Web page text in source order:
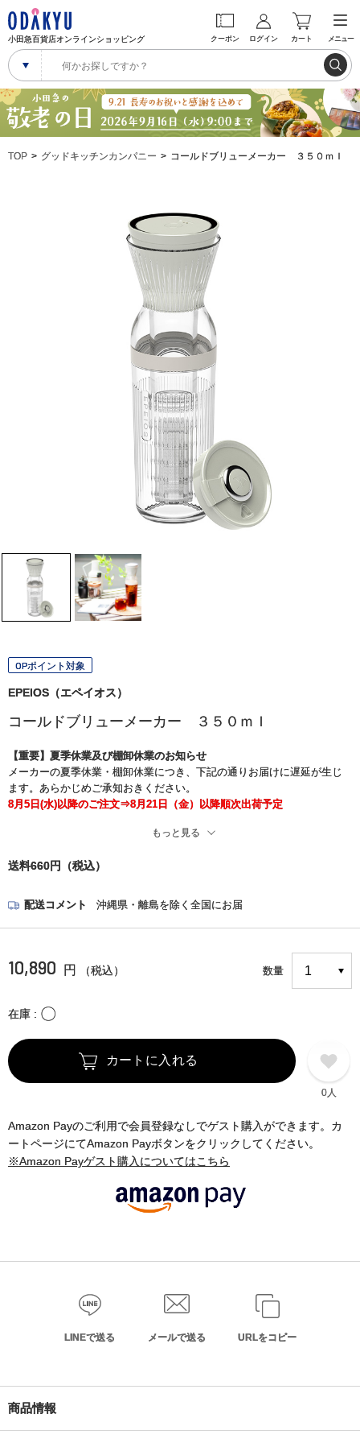
小田急百貨店オンラインショッピング クーポン ログイン カート メニュー
TOP グッドキッチンカンパニー コールドブリューメーカー ３５０ｍｌ
OPポイント対象
EPEIOS（エペイオス）
コールドブリューメーカー ３５０ｍｌ
【重要】夏季休業及び棚卸休業のお知らせ
メーカーの夏季休業・棚卸休業につき、下記の通りお届けに遅延が生じ
ます。あらかじめご承知おきください。
8月5日(水)以降のご注文⇒8月21日（金）以降順次出荷予定
※また、現在、一部の地域でお荷物のお届け中止と遅れが生じておりま
お客さまには大変ご迷惑をお掛けいたしますが、何卒ご了承くださいま
＜詳細はこちら＞
もっと見る
送料660円（税込）
配送コメント 沖縄県・離島を除く全国にお届
10,890 円 （税込） 数量
在庫 〇
カートに入れる
0人
Amazon Payのご利用で会員登録なしでゲスト購入ができます。カ
ートページにてAmazon Payボタンをクリックしてください。
※Amazon Payゲスト購入についてはこちら
LINEで送る メールで送る URLをコピー
商品情報